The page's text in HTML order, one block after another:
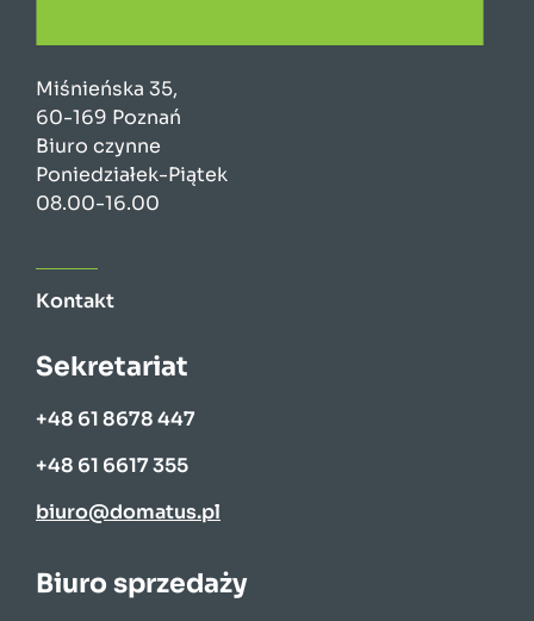
Miśnieńska 35,
60-169 Poznań
Biuro czynne
Poniedziałek-Piątek
08.00-16.00
Kontakt
Sekretariat
+48 61 8678 447
+48 61 6617 355
biuro@domatus.pl
Biuro sprzedaży